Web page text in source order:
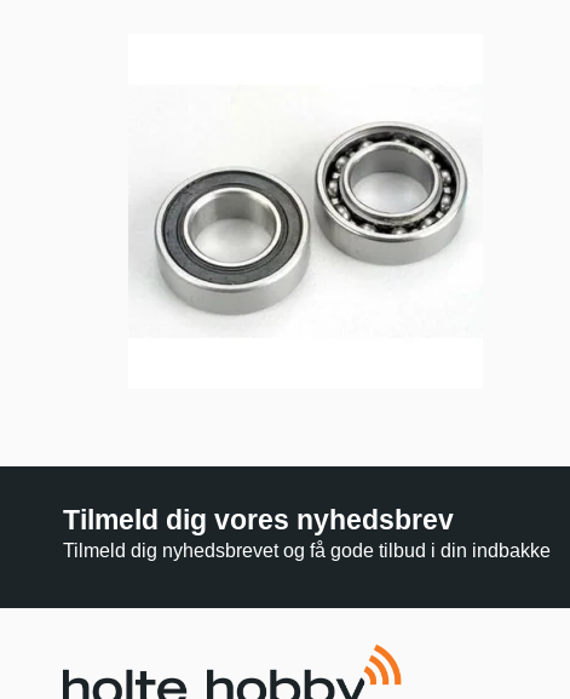
Tilmeld dig vores nyhedsbrev
Tilmeld dig nyhedsbrevet og få gode tilbud i din indbakke